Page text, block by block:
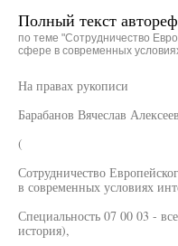
Полный текст
по теме "Сотрудничество
сфере в современных
На правах рукописи
Барабанов Вячеслав
(
Сотрудничество
в современных условиях
Специальность 07 00 03 -
история),